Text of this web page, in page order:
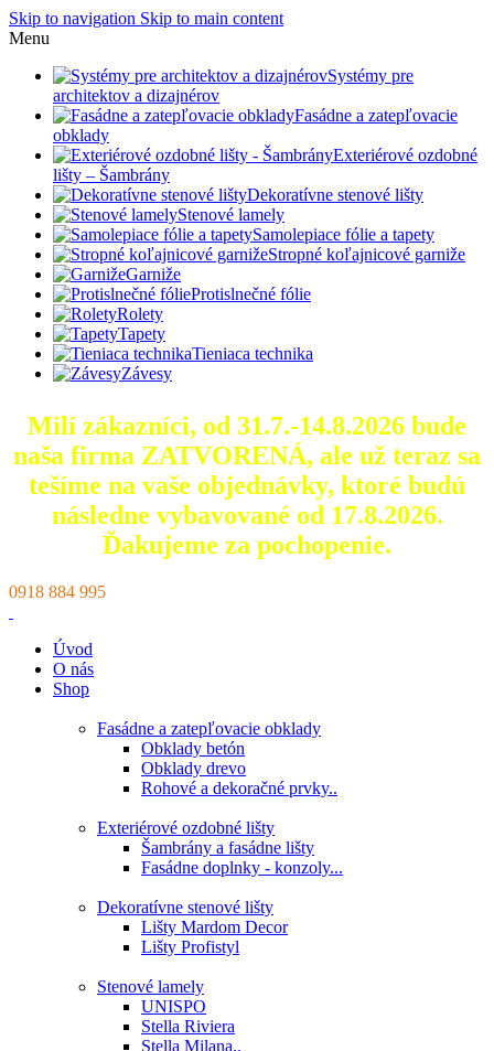
Skip to navigation Skip to main content
Menu
Systémy pre
architektov a dizajnérov
Fasádne a zatepľovacie
obklady
Exteriérové ozdobné
lišty – Šambrány
Dekoratívne stenové lišty
Stenové lamely
Samolepiace fólie a tapety
Stropné koľajnicové garniže
Garniže
Protislnečné fólie
Rolety
Tapety
Tieniaca technika
Závesy
Milí zákazníci, od 31.7.-14.8.2026 bude
naša firma ZATVORENÁ, ale už teraz sa
tešíme na vaše objednávky, ktoré budú
následne vybavované od 17.8.2026.
Ďakujeme za pochopenie.
0918 884 995
Úvod
O nás
Shop
Fasádne a zatepľovacie obklady
Obklady betón
Obklady drevo
Rohové a dekoračné prvky..
Exteriérové ozdobné lišty
Šambrány a fasádne lišty
Fasádne doplnky - konzoly...
Dekoratívne stenové lišty
Lišty Mardom Decor
Lišty Profistyl
Stenové lamely
UNISPO
Stella Riviera
Stella Milana..